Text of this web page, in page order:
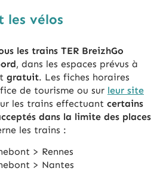
les vélos
les trains TER BreizhGo
, dans les espaces prévus à
gratuit. Les fiches horaires
de tourisme ou sur leur site
les trains effectuant certains
dans la limite des places
les trains :
> Rennes
> Nantes